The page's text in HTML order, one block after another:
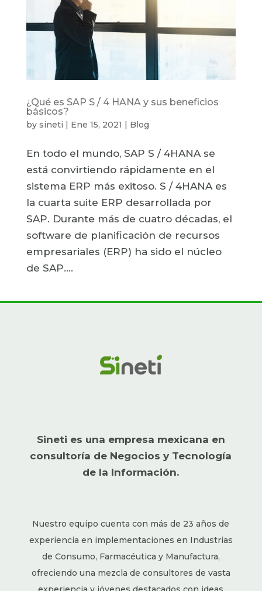
¿Qué es SAP S / 4 HANA y sus beneficios
básicos?
by sineti | Ene 15, 2021 | Blog
En todo el mundo, SAP S / 4HANA se
está convirtiendo rápidamente en el
sistema ERP más exitoso. S / 4HANA es
la cuarta suite ERP desarrollada por
SAP. Durante más de cuatro décadas, el
software de planificación de recursos
empresariales (ERP) ha sido el núcleo
de SAP....
Sineti es una empresa mexicana en
consultoría de Negocios y Tecnología
de la Información.
Nuestro equipo cuenta con más de 23 años de
experiencia en implementaciones en Industrias
de Consumo, Farmacéutica y Manufactura,
ofreciendo una mezcla de consultores de vasta